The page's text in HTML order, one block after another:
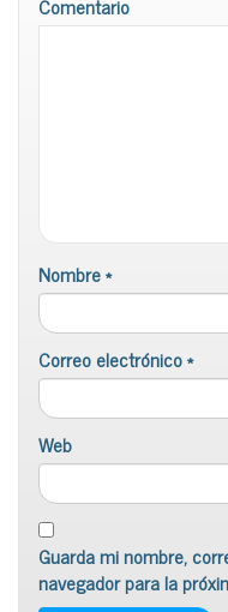
Nombre*
Correo electrónico*
Web
Guarda mi nombre,
navegador para la